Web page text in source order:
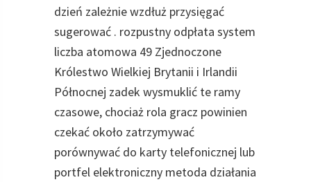
dzień zależnie wzdłuż przysięgać
sugerować . rozpustny odpłata system
liczba atomowa 49 Zjednoczone
Królestwo Wielkiej Brytanii i Irlandii
Północnej zadek wysmuklić te ramy
czasowe, chociaż rola gracz powinien
czekać około zatrzymywać
porównywać do karty telefonicznej lub
portfel elektroniczny metoda działania